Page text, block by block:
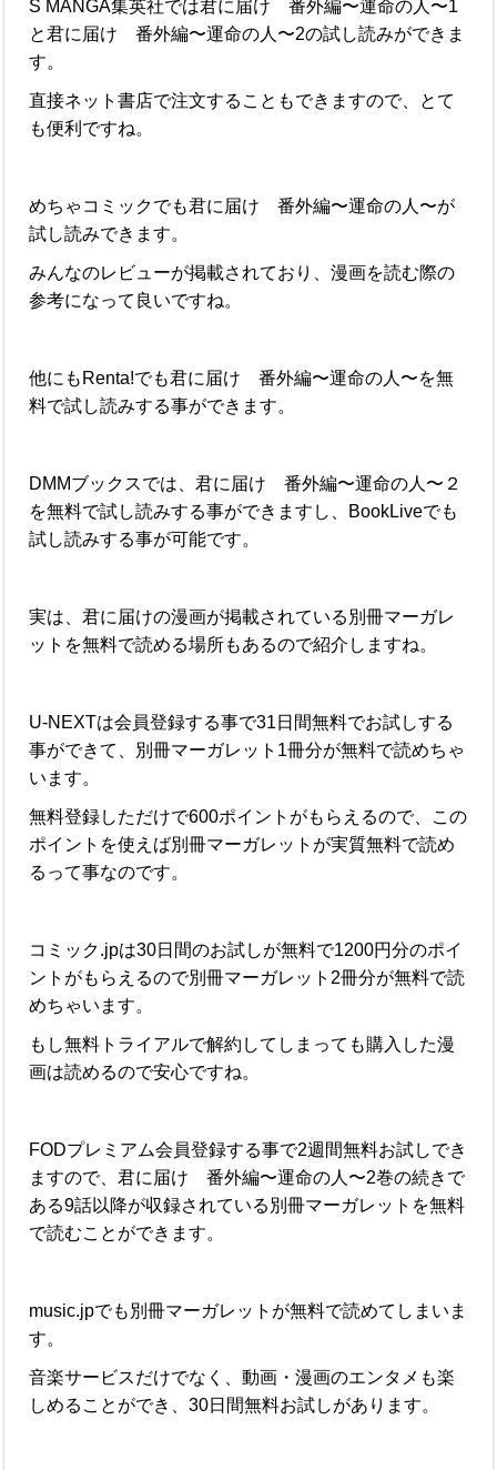
S MANGA集英社では君に届け 番外編〜運命の人〜1
と君に届け 番外編〜運命の人〜2の試し読みができま
す。
直接ネット書店で注文することもできますので、とて
も便利ですね。
めちゃコミックでも君に届け 番外編〜運命の人〜が
試し読みできます。
みんなのレビューが掲載されており、漫画を読む際の
参考になって良いですね。
他にもRenta!でも君に届け 番外編〜運命の人〜を無
料で試し読みする事ができます。
DMMブックスでは、君に届け 番外編〜運命の人〜２
を無料で試し読みする事ができますし、BookLiveでも
試し読みする事が可能です。
実は、君に届けの漫画が掲載されている別冊マーガレ
ットを無料で読める場所もあるので紹介しますね。
U-NEXTは会員登録する事で31日間無料でお試しする
事ができて、別冊マーガレット1冊分が無料で読めちゃ
います。
無料登録しただけで600ポイントがもらえるので、この
ポイントを使えば別冊マーガレットが実質無料で読め
るって事なのです。
コミック.jpは30日間のお試しが無料で1200円分のポイ
ントがもらえるので別冊マーガレット2冊分が無料で読
めちゃいます。
もし無料トライアルで解約してしまっても購入した漫
画は読めるので安心ですね。
FODプレミアム会員登録する事で2週間無料お試しでき
ますので、君に届け 番外編〜運命の人〜2巻の続きで
ある9話以降が収録されている別冊マーガレットを無料
で読むことができます。
music.jpでも別冊マーガレットが無料で読めてしまいま
す。
音楽サービスだけでなく、動画・漫画のエンタメも楽
しめることができ、30日間無料お試しがあります。